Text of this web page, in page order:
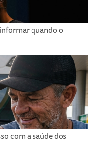
quando o
com a saúde dos